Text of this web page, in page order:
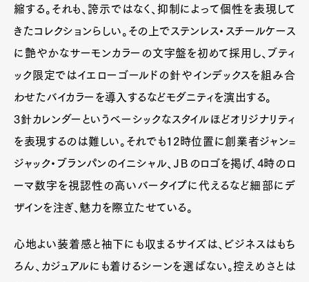
縮する。それも、誇示ではなく、抑制によって個性を表現して
きたコレクションらしい。その上でステンレス・スチールケース
に艶やかなサーモンカラーの文字盤を初めて採用し、ブティ
ック限定ではイエローゴールドの針やインデックスを組み合
わせたバイカラーを導入するなどモダニティを演出する。
3針カレンダーというベーシックなスタイルほどオリジナリティ
を表現するのは難しい。それでも12時位置に創業者ジャン=
ジャック・ブランパンのイニシャル、ＪＢのロゴを掲げ、4時のロ
ーマ数字を視認性の高いバータイプに代えるなど細部にデ
ザインを注ぎ、魅力を際立たせている。
心地よい装着感と袖下にも収まるサイズは、ビジネスはもち
ろん、カジュアルにも着けるシーンを選ばない。控えめさとは